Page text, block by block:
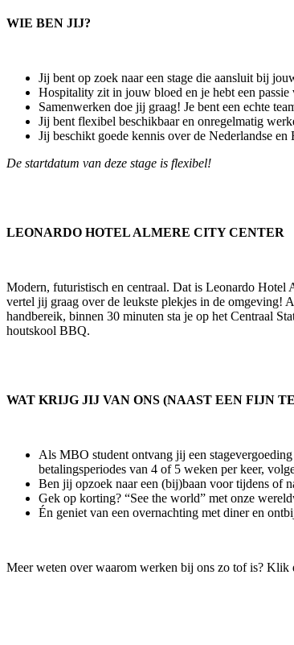
WIE BEN JIJ?
Jij bent op zoek naar een stage die aansluit bij
Hospitality zit in jouw bloed en je hebt een passie
Samenwerken doe jij graag! Je bent een echte
Jij bent flexibel beschikbaar en onregelmatig
Jij beschikt goede kennis over de Nederlandse en
De startdatum van deze stage is flexibel!
LEONARDO HOTEL ALMERE CITY CENTER
Modern, futuristisch en centraal. Dat is Leonardo Hotel
vertel jij graag over de leukste plekjes in de omgeving!
handbereik, binnen 30 minuten sta je op het Centraal
houtskool BBQ.
WAT KRIJG JIJ VAN ONS (NAAST EEN FIJN
Als MBO student ontvang jij een
betalingsperiodes van 4 of 5 weken per keer,
Ben jij opzoek naar een (bij)baan voor tijdens of
Gek op korting? “See the world” met onze
Én geniet van een overnachting met diner en
Meer weten over waarom werken bij ons zo tof is? Klik